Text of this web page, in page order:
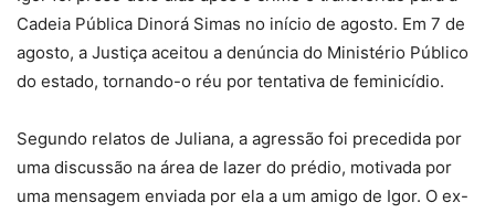
Cadeia Pública Dinorá Simas no início de agosto. Em 7 de
agosto, a Justiça aceitou a denúncia do Ministério Público
do estado, tornando-o réu por tentativa de feminicídio.
Segundo relatos de Juliana, a agressão foi precedida por
uma discussão na área de lazer do prédio, motivada por
uma mensagem enviada por ela a um amigo de Igor. O ex-